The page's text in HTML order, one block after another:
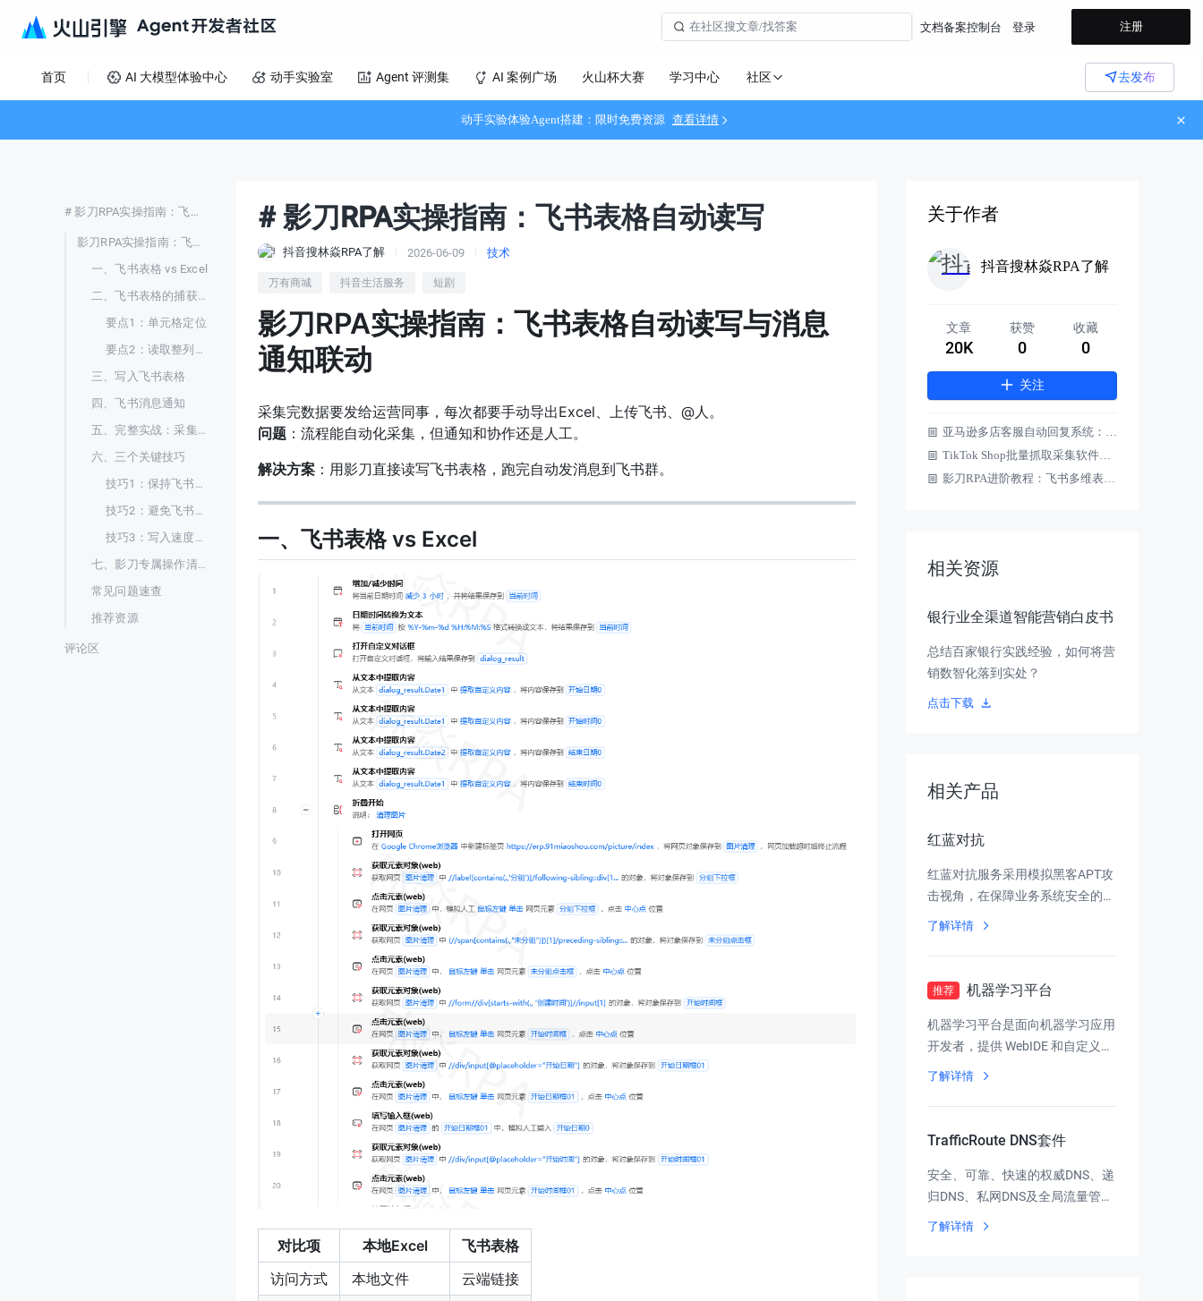
文档备案控制台 登录 注册
首页 AI 大模型体验中心 动手实验室 Agent 评测集 AI 案例广场 火山杯大赛 学习中心 社区 去发布
动手实验体验Agent搭建：限时免费资源 查看详情
# 影刀RPA实操指南：飞书表格自动读写
影刀RPA实操指南：飞书表格自动读写与消息通知联动
一、飞书表格 vs Excel
二、飞书表格的捕获要点
要点1：单元格定位
要点2：读取整列数据
三、写入飞书表格
四、飞书消息通知
五、完整实战：采集数据 → 写飞书表格 → 群通知
六、三个关键技巧
技巧1：保持飞书登录态
技巧2：避免飞书表格的“正在编辑”冲突
技巧3：写入速度不要太快
七、影刀专属操作清单
常见问题速查
推荐资源
评论区
# 影刀RPA实操指南：飞书表格自动读写
抖音搜林焱RPA了解 2026-06-09 技术
万有商城 抖音生活服务 短剧
影刀RPA实操指南：飞书表格自动读写与消息
通知联动
采集完数据要发给运营同事，每次都要手动导出Excel、上传飞书、@人。
问题 ：流程能自动化采集，但通知和协作还是人工。
解决方案 ：用影刀直接读写飞书表格，跑完自动发消息到飞书群。
一、飞书表格 vs Excel
对比项 本地Excel
飞书表格
访问方式
本地文件
云端链接
关于作者
抖音搜林焱RPA了解
文章
20K
获赞
0
收藏
0
关注
亚马逊多店客服自动回复系统：24小时不遗漏，彻底告别店铺绩效警告
TikTok Shop批量抓取采集软件：跨境店群选品与竞品监控的实战方案
影刀RPA进阶教程：飞书多维表格联动——从授权配置到数据读写完整指南
相关资源
银行业全渠道智能营销白皮书
总结百家银行实践经验，如何将营
销数智化落到实处？
点击下载
相关产品
红蓝对抗
红蓝对抗服务采用模拟黑客APT攻
击视角，在保障业务系统安全的前
提下，针对于企业的服务系统、IT
系统等各个方面开展“攻击”，暴露
企业的安全体系的短板
了解详情
推荐 机器学习平台
机器学习平台是面向机器学习应用
开发者，提供 WebIDE 和自定义训
练等丰富建模工具、多框架高性能
学习平台
了解详情
TrafficRoute DNS套件
安全、可靠、快速的权威DNS、递
归DNS、私网DNS及全局流量管理
GSLB服务
了解详情